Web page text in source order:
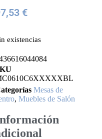
€
existencias
Mesas de
, Muebles de Salón